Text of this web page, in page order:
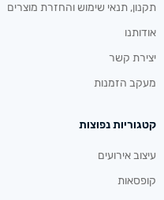
תקנון, תנאי שימוש והחזרת מוצרים
אודותנו
יצירת קשר
מעקב הזמנות
קטגוריות נפוצות
עיצוב אירועים
קופסאות